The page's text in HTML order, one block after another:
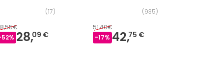
(17)
52% 28,09 €
(935)
51,40€
-17% 42,75 €